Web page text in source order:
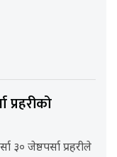
३० जेष्ठपर्सा प्रहरीले